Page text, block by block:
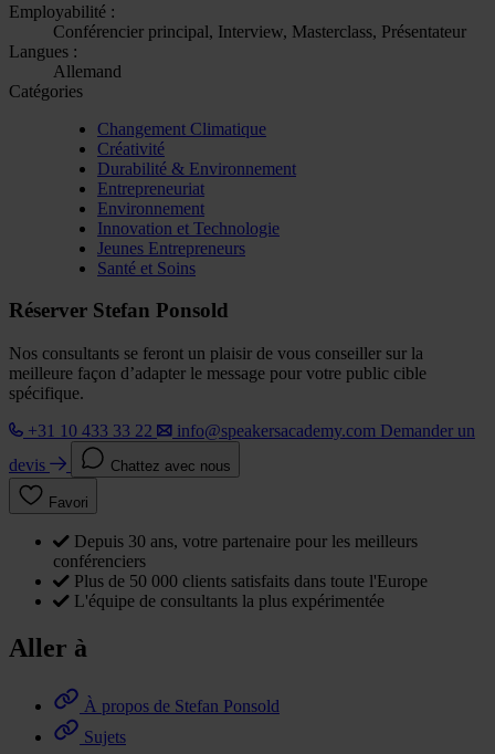
Employabilité :
Conférencier principal, Interview, Masterclass, Présentateur
Langues :
Allemand
Catégories
Changement Climatique
Créativité
Durabilité & Environnement
Entrepreneuriat
Environnement
Innovation et Technologie
Jeunes Entrepreneurs
Santé et Soins
Réserver Stefan Ponsold
Nos consultants se feront un plaisir de vous conseiller sur la
meilleure façon d’adapter le message pour votre public cible
spécifique.
+31 10 433 33 22
info@speakersacademy.com Demander un
devis
Chattez avec nous
Favori
Depuis 30 ans, votre partenaire pour les meilleurs
conférenciers
Plus de 50 000 clients satisfaits dans toute l'Europe
L'équipe de consultants la plus expérimentée
Aller à
À propos de Stefan Ponsold
Sujets